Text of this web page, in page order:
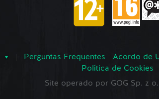
Perguntas Frequentes Acordo de
Política de Cookies
Site operado por GOG Sp. z